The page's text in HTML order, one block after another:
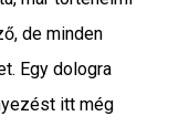
de minden
Egy dologra
itt még